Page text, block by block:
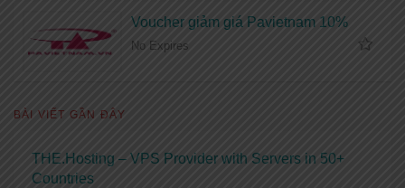
Voucher giảm giá Pavietnam 10%
No Expires
BÀI VIẾT GẦN ĐÂY
THE.Hosting – VPS Provider with Servers in 50+
Countries